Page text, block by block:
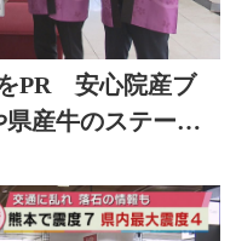
PR 安心院産ブ
県産牛のステーキ